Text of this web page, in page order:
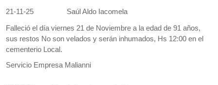
21-11-25 Saúl Aldo Iacomela
Falleció el día viernes 21 de Noviembre a la edad de 91 años,
sus restos No son velados y serán inhumados, Hs 12:00 en el
cementerio Local.
Servicio Empresa Malianni